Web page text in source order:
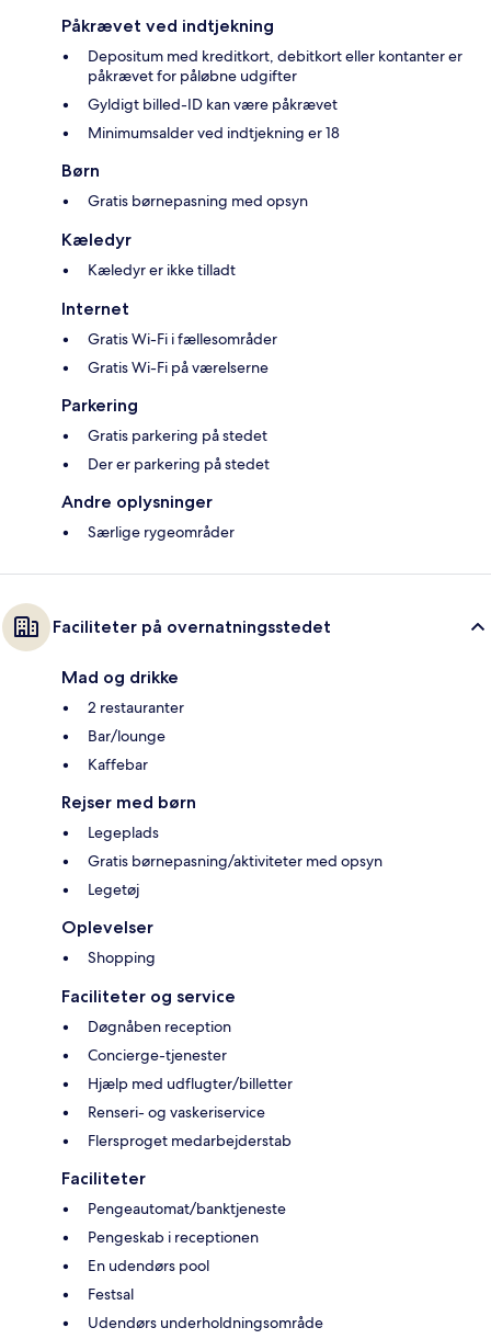
Påkrævet ved indtjekning
Depositum med kreditkort, debitkort eller kontanter er
påkrævet for påløbne udgifter
Gyldigt billed-ID kan være påkrævet
Minimumsalder ved indtjekning er 18
Børn
Gratis børnepasning med opsyn
Kæledyr
Kæledyr er ikke tilladt
Internet
Gratis Wi-Fi i fællesområder
Gratis Wi-Fi på værelserne
Parkering
Gratis parkering på stedet
Der er parkering på stedet
Andre oplysninger
Særlige rygeområder
Faciliteter på overnatningsstedet
Mad og drikke
2 restauranter
Bar/lounge
Kaffebar
Rejser med børn
Legeplads
Gratis børnepasning/aktiviteter med opsyn
Legetøj
Oplevelser
Shopping
Faciliteter og service
Døgnåben reception
Concierge-tjenester
Hjælp med udflugter/billetter
Renseri- og vaskeriservice
Flersproget medarbejderstab
Faciliteter
Pengeautomat/banktjeneste
Pengeskab i receptionen
En udendørs pool
Festsal
Udendørs underholdningsområde